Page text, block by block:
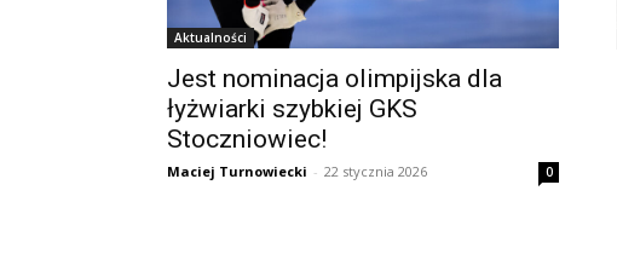
Aktualności
Jest nominacja olimpijska dla
łyżwiarki szybkiej GKS
Stoczniowiec!
Maciej Turnowiecki - 22 stycznia 2026 0